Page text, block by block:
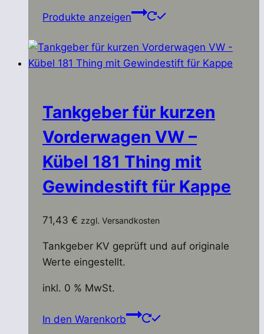
Produkte anzeigen
Tankgeber für kurzen
Vorderwagen VW –
Kübel 181 Thing mit
Gewindestift für Kappe
71,43 € zzgl. Versandkosten
Tankgeber KV geprüft und auf originale
Werte eingestellt.
inkl. 0 % MwSt.
In den Warenkorb